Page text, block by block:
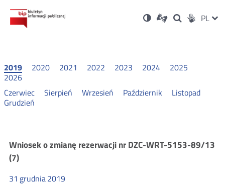
Ustawienia
Wersja
kontrastowa
Dla
niesłyszących
OtwórzOtwórz
w
Otwórz
w
Social PL
2019 2020 2021 2022 2023 2024
2025
2026
Czerwiec
Sierpień Wrzesień Październik
Listopad
Grudzień
Wnioski
o
Wniosek o zmianę rezerwacji nr DZC-WRT-5153-89/13
(7)
31 grudnia2019